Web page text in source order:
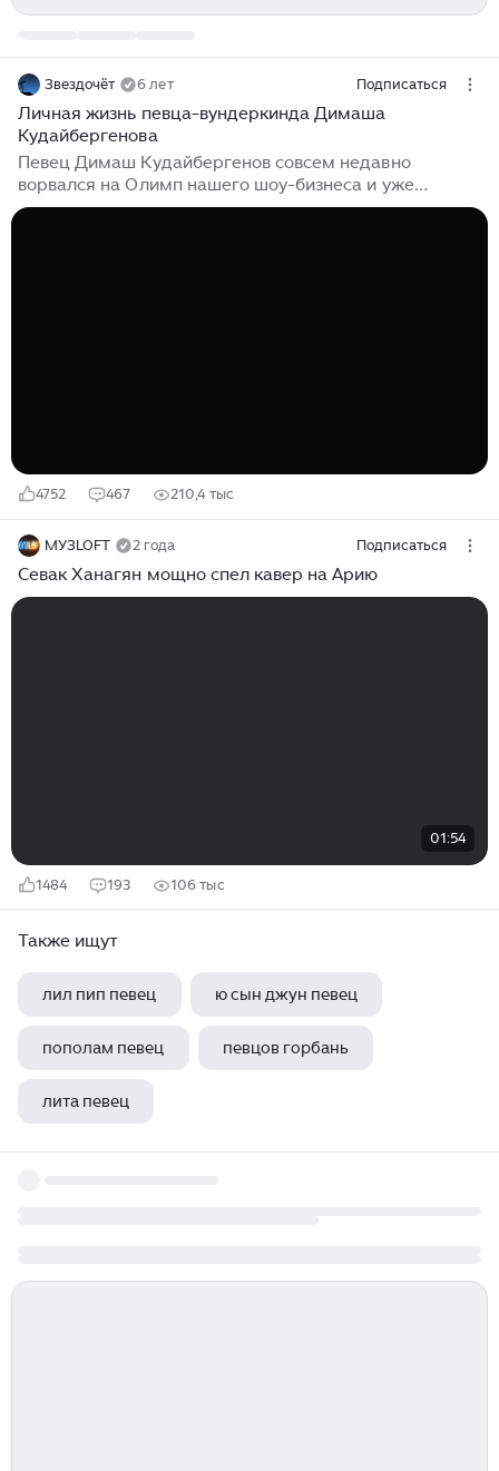
Звездочёт 6 лет Подписаться
Личная жизнь певца-вундеркинда Димаша
Кудайбергенова
Певец Димаш Кудайбергенов совсем недавно
ворвался на Олимп нашего шоу-бизнеса и уже
заслуженно стал настоящей звездой и любимцем
4752 467 210,4 тыс
МУЗLOFT 2 года Подписаться
Севак Ханагян мощно спел кавер на Арию
01:54
1484 193 106 тыс
Также ищут
лил пип певец ю сын джун певец
пополам певец певцов горбань
лита певец